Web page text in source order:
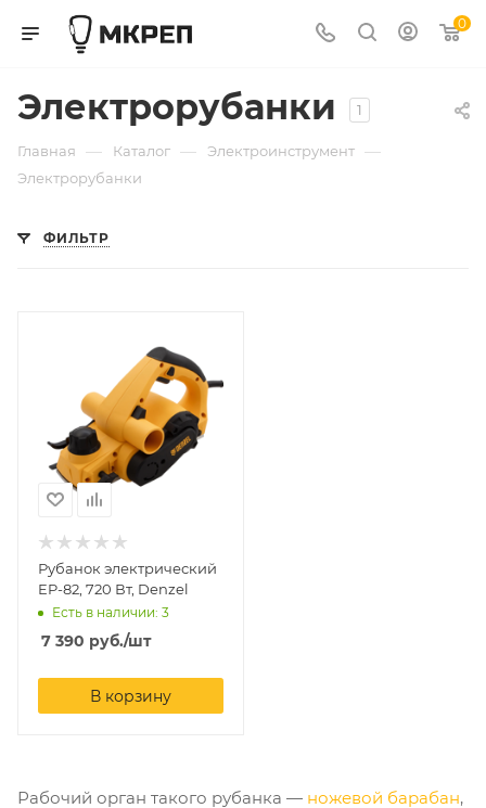
0
Электрорубанки 1
Главная — Каталог — Электроинструмент —
Электрорубанки
ФИЛЬТР
Рубанок электрический
EP-82, 720 Вт, Denzel
Есть в наличии: 3
7 390 руб./шт
В корзину
Рабочий орган такого рубанка — ножевой барабан,